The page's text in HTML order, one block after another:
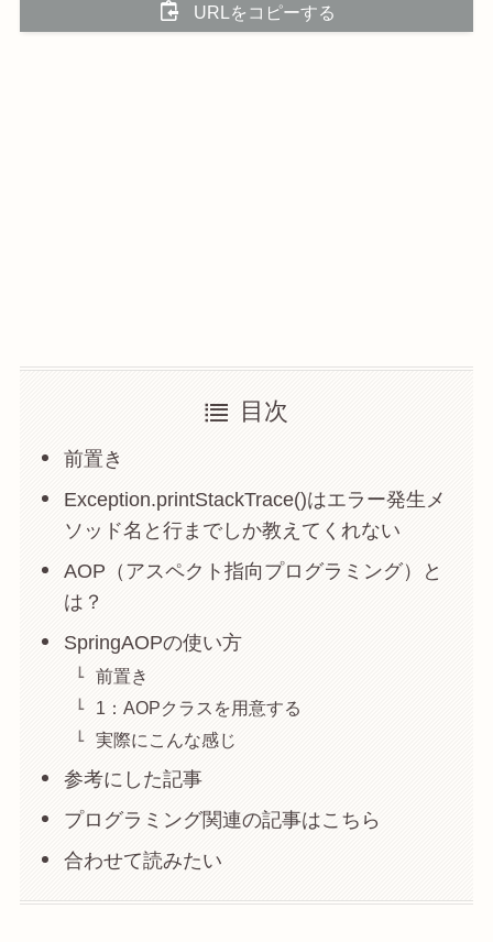
URLをコピーする
目次
前置き
Exception.printStackTrace()はエラー発生メ
ソッド名と行までしか教えてくれない
AOP（アスペクト指向プログラミング）と
は？
SpringAOPの使い方
前置き
1：AOPクラスを用意する
実際にこんな感じ
参考にした記事
プログラミング関連の記事はこちら
合わせて読みたい